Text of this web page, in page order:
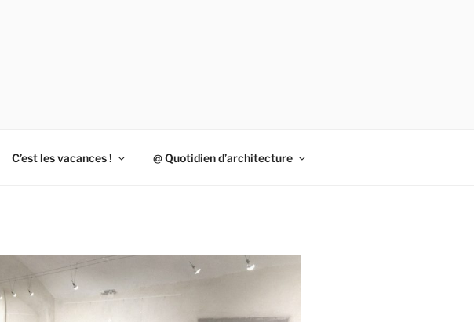
C’est les vacances ! @ Quotidien d’architecture